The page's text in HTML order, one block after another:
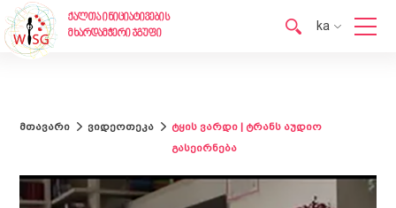
ქალთა ინიციატივების
მხარდამჭერი ჯგუფი
ka
მთავარი ვიდეოთეკა
ტყის ვარდი | ტრანს აუდიო
გასეირნება